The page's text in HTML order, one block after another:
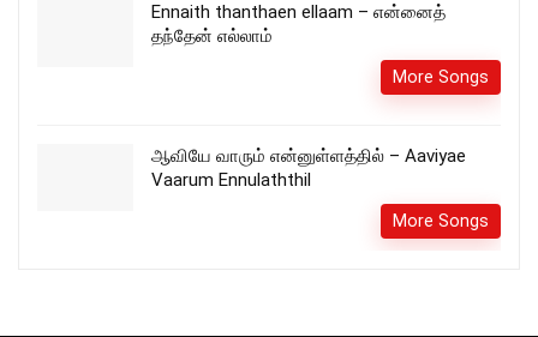
Ennaith thanthaen ellaam – என்னைத்
தந்தேன் எல்லாம்
More Songs
ஆவியே வாரும் என்னுள்ளத்தில் – Aaviyae
Vaarum Ennulaththil
More Songs